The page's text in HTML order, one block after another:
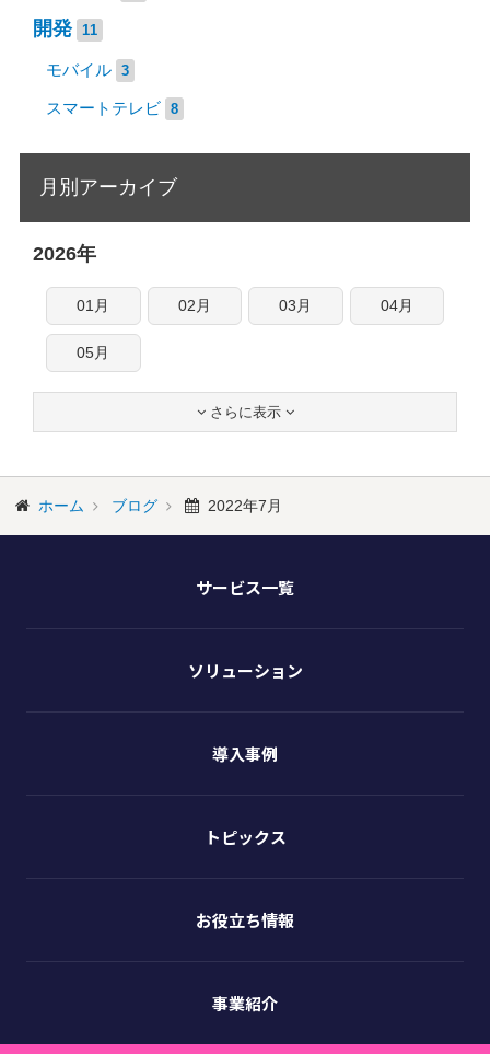
開発 11
モバイル 3
スマートテレビ 8
月別アーカイブ
2026年
01月 02月 03月 04月
05月
さらに表示 
ホーム ブログ 2022年7月
サービス一覧
ソリューション
導入事例
トピックス
お役立ち情報
事業紹介